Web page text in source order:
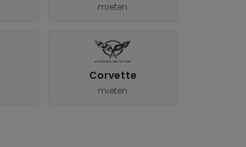
mieten
Corvette
mieten